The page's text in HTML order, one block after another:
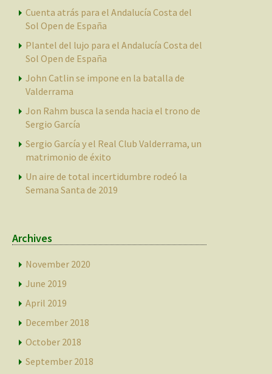
Cuenta atrás para el Andalucía Costa del
Sol Open de España
Plantel del lujo para el Andalucía Costa del
Sol Open de España
John Catlin se impone en la batalla de
Valderrama
Jon Rahm busca la senda hacia el trono de
Sergio García
Sergio García y el Real Club Valderrama, un
matrimonio de éxito
Un aire de total incertidumbre rodeó la
Semana Santa de 2019
Archives
November 2020
June 2019
April 2019
December 2018
October 2018
September 2018